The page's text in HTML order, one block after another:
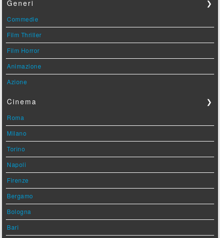
Generi ❯
Commedie
Film Thriller
Film Horror
Animazione
Azione
Cinema ❯
Roma
Milano
Torino
Napoli
Firenze
Bergamo
Bologna
Bari